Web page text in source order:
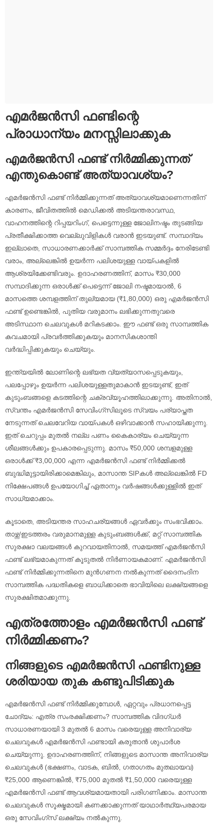
എമർജൻസി ഫണ്ടിന്റെ
പ്രാധാന്യം മനസ്സിലാക്കുക
എമർജൻസി ഫണ്ട് നിർമ്മിക്കുന്നത്
എന്തുകൊണ്ട് അത്യാവശ്യം?
എമർജൻസി ഫണ്ട് നിർമ്മിക്കുന്നത് അത്യാവശ്യമാണെന്നതിന്
കാരണം, ജീവിതത്തിൽ മെഡിക്കൽ അടിയന്തരാവസ്ഥ,
വാഹനത്തിന്റെ റിപ്പയറിംഗ്, പെട്ടെന്നുള്ള ജോലിനഷ്ടം തുടങ്ങിയ
പ്രതീക്ഷിക്കാത്ത വെല്ലുവിളികൾ വരാൻ ഇടയുണ്ട്. സമ്പാദ്യം
ഇല്ലാതെ, സാധാരണക്കാർക്ക് സാമ്പത്തിക സമ്മർദ്ദം നേരിടേണ്ടി
വരാം, അല്ലെങ്കിൽ ഉയർന്ന പലിശയുള്ള വായ്പകളിൽ
ആശ്രയിക്കേണ്ടിവരും. ഉദാഹരണത്തിന്, മാസം ₹30,000
സമ്പാദിക്കുന്ന ഒരാൾക്ക് പെട്ടെന്ന് ജോലി നഷ്ടമായാൽ, 6
മാസത്തെ ശമ്പളത്തിന് തുല്യമായ (₹1,80,000) ഒരു എമർജൻസി
ഫണ്ട് ഉണ്ടെങ്കിൽ, പുതിയ വരുമാനം ലഭിക്കുന്നതുവരെ
അടിസ്ഥാന ചെലവുകൾ മറികടക്കാം. ഈ ഫണ്ട് ഒരു സാമ്പത്തിക
കവചമായി പ്രവർത്തിക്കുകയും മാനസികശാന്തി
വർദ്ധിപ്പിക്കുകയും ചെയ്യും.
ഇന്ത്യയിൽ ലോണിന്റെ ലഭ്യത വ്യത്യാസപ്പെടുകയും,
പലപ്പോഴും ഉയർന്ന പലിശയുള്ളതുമാകാൻ ഇടയുണ്ട്, ഇത്
കുടുംബങ്ങളെ കടത്തിന്റെ ചക്രവ്യൂഹത്തിലാക്കുന്നു. അതിനാൽ,
സ്വന്തം എമർജൻസി സേവിംഗ്സിലൂടെ സ്വയം പര്യാപ്തത
നേടുന്നത് ചെലവേറിയ വായ്പകൾ ഒഴിവാക്കാൻ സഹായിക്കുന്നു.
ഇത് ചെറുപ്പം മുതൽ നല്ല പണം കൈകാര്യം ചെയ്യുന്ന
ശീലങ്ങൾക്കും ഉപകാരപ്പെടുന്നു. മാസം ₹50,000 ശമ്പളമുള്ള
ഒരാൾക്ക് ₹3,00,000 എന്ന എമർജൻസി ഫണ്ട് നിർമ്മിക്കൽ
ബുദ്ധിമുട്ടായിരിക്കാമെങ്കിലും, മാസാന്ത SIPകൾ അല്ലെങ്കിൽ FD
നിക്ഷേപങ്ങൾ ഉപയോഗിച്ച് ഏതാനും വർഷങ്ങൾക്കുള്ളിൽ ഇത്
സാധ്യമാക്കാം.
കൂടാതെ, അടിയന്തര സാഹചര്യങ്ങൾ ഏവർക്കും സംഭവിക്കാം.
താഴ്ന്ന/ഇടത്തരം വരുമാനമുള്ള കുടുംബങ്ങൾക്ക്, മറ്റ് സാമ്പത്തിക
സുരക്ഷാ വലയങ്ങൾ കുറവായതിനാൽ, സമയത്ത് എമർജൻസി
ഫണ്ട് ലഭ്യമാകുന്നത് കൂടുതൽ നിർണായകമാണ്. എമർജൻസി
ഫണ്ട് നിർമ്മിക്കുന്നതിനെ മുൻഗണന നൽകുന്നത് ദൈനംദിന
സാമ്പത്തിക പദ്ധതികളെ ബാധിക്കാതെ ഭാവിയിലെ ലക്ഷ്യങ്ങളെ
സുരക്ഷിതമാക്കുന്നു.
എത്രത്തോളം എമർജൻസി ഫണ്ട്
നിർമ്മിക്കണം?
നിങ്ങളുടെ എമർജൻസി ഫണ്ടിനുള്ള
ശരിയായ തുക കണ്ടുപിടിക്കുക
എമർജൻസി ഫണ്ട് നിർമ്മിക്കുമ്പോൾ, ഏറ്റവും പ്രധാനപ്പെട്ട
ചോദ്യം: എത്ര സംരക്ഷിക്കണം? സാമ്പത്തിക വിദഗ്ധർ
സാധാരണയായി 3 മുതൽ 6 മാസം വരെയുള്ള അനിവാര്യ
ചെലവുകൾ എമർജൻസി ഫണ്ടായി കരുതാൻ ശുപാർശ
ചെയ്യുന്നു. ഉദാഹരണത്തിന്, നിങ്ങളുടെ മാസാന്ത അനിവാര്യ
ചെലവുകൾ (ഭക്ഷണം, വാടക, ബിൽ, ഗതാഗതം മുതലായവ)
₹25,000 ആണെങ്കിൽ, ₹75,000 മുതൽ ₹1,50,000 വരെയുള്ള
എമർജൻസി ഫണ്ട് ആവശ്യമായതായി പരിഗണിക്കാം. മാസാന്ത
ചെലവുകൾ സൂക്ഷ്മമായി കണക്കാക്കുന്നത് യാഥാർത്ഥ്യപരമായ
ഒരു സേവിംഗ്സ് ലക്ഷ്യം നൽകുന്നു.